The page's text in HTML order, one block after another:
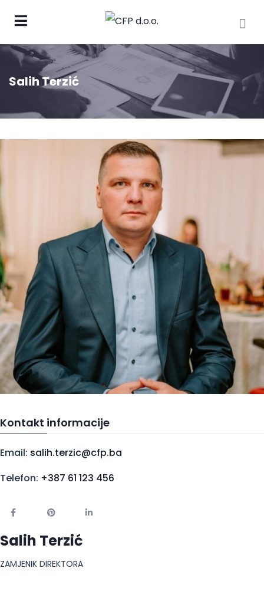
Salih Terzić
Kontakt informacije
Email: salih.terzic@cfp.ba
Telefon: +387 61 123 456
Salih Terzić
ZAMJENIK DIREKTORA